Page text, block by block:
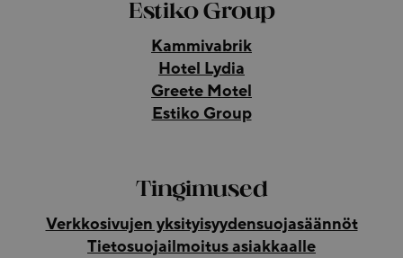
Estiko Group
Kammivabrik
Hotel Lydia
Greete Motel
Estiko Group
Tingimused
Verkkosivujen yksityisyydensuojasäännöt
Tietosuojailmoitus asiakkaalle